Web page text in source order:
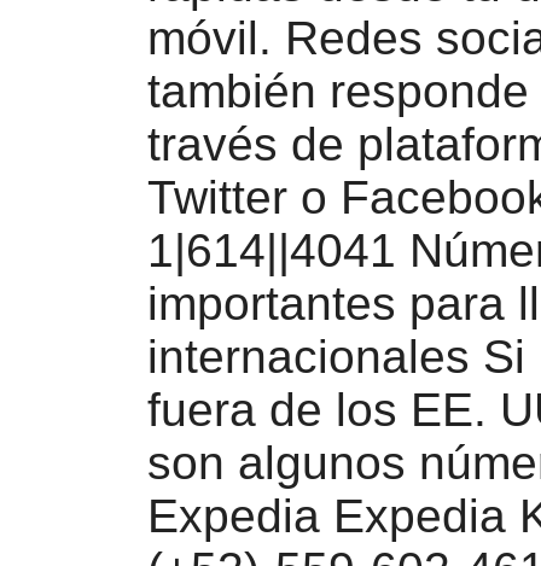
móvil. Redes
también
través de
Twitter o
1|614||4041
importantes para
internacionales
fuera de los EE.
son algunos
Expedia Expedia